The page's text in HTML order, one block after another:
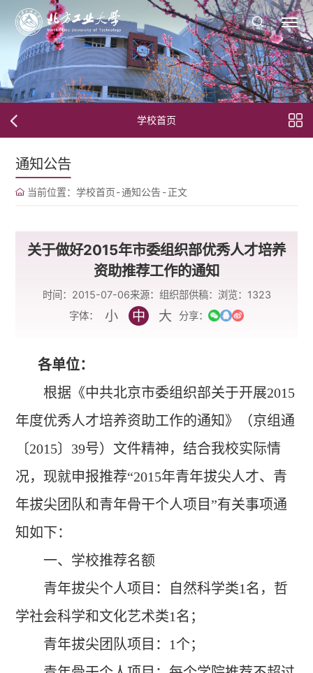
学校首页
通知公告
当前位置： 学校首页-通知公告-正文
关于做好2015年市委组织部优秀人才培养
资助推荐工作的通知
时间：2015-07-06来源：组织部供稿： 浏览： 1323
字体：
小 中 大 分享：
各单位：
根据《中共北京市委组织部关于开展2015
年度优秀人才培养资助工作的通知》（京组通
〔2015〕39号）文件精神，结合我校实际情
况，现就申报推荐“2015年青年拔尖人才、青
年拔尖团队和青年骨干个人项目”有关事项通
知如下：
一、学校推荐名额
青年拔尖个人项目：自然科学类1名，哲
学社会科学和文化艺术类1名；
青年拔尖团队项目：1个；